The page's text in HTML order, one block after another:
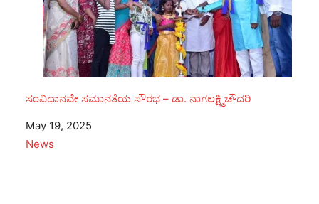
ಸಂವಿಧಾನವೇ ಸಮಾನತೆಯ ಸೌರಭ – ಡಾ. ನಾಗಲಕ್ಷ್ಮಿಚೌದರಿ
Date
May 19, 2025
In relation to
News